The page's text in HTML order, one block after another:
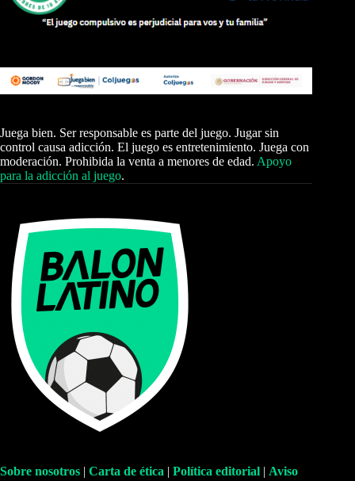
Juega bien. Ser responsable es parte del juego. Jugar sin
control causa adicción. El juego es entretenimiento. Juega con
moderación. Prohibida la venta a menores de edad. Apoyo
para la adicción al juego.
Sobre nosotros | Carta de ética | Política editorial | Aviso